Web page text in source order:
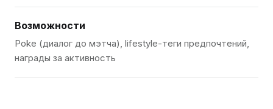
Возможности
Poke (диалог до мэтча), lifestyle-теги предпочтений,
награды за активность